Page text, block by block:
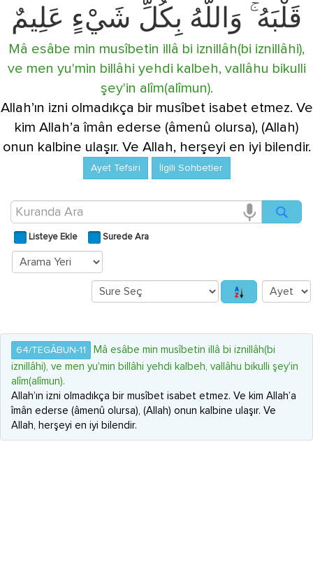
قَلْبَهُ ۚ وَاللَّهُ بِكُلِّ شَيْءٍ عَلِيمٌ
Mâ esâbe min musîbetin illâ bi iznillâh(bi iznillâhi),
ve men yu'min billâhi yehdi kalbeh, vallâhu bikulli
şey'in alîm(alîmun).
Allah’ın izni olmadıkça bir musîbet isabet etmez. Ve
kim Allah’a îmân ederse (âmenû olursa), (Allah)
onun kalbine ulaşır. Ve Allah, herşeyi en iyi bilendir.
Ayet Tefsiri İlgili Sohbetler
Listeye Ekle Surede Ara
64/TEGÂBUN-11
Mâ esâbe min musîbetin illâ bi iznillâh(bi
iznillâhi), ve men yu'min billâhi yehdi kalbeh, vallâhu bikulli şey'in
alîm(alîmun).
Allah’ın izni olmadıkça bir musîbet isabet etmez. Ve kim Allah’a
îmân ederse (âmenû olursa), (Allah) onun kalbine ulaşır. Ve
Allah, herşeyi en iyi bilendir.